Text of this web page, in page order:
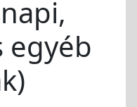
egyéb